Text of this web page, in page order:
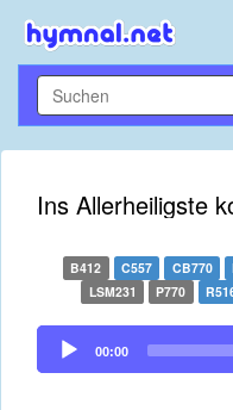
B412 C557 CB770
LSM231
P770
Audio
Player
00:00